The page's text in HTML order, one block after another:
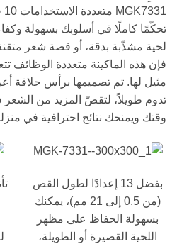
تحكّمًا كاملًا في أسلوبك بسهولة
لحية مشذّبة بدقة، أو قصة شعر
فإن هذه الماكينة متعددة الوظائف
مثيل لها. تم تصميمها برأس حلاقة
تدوم طويلاً، لتقصّ المزيد من الشعر
وقتك ويمنحك نتائج احترافية في
بفضل 13 إعدادًا لطول القص
(من 0.5 إلى 21 مم)، يمكنك
بسهولة الحفاظ على مظهر
اللحية القصيرة أو الطويلة،